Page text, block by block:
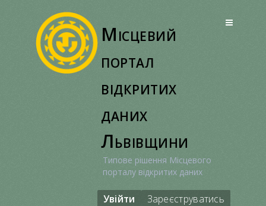
Місцевий
портал
відкритих
даних
Львівщини
Типове рішення Місцевого
порталу відкритих даних
Увійти Зареєструватись